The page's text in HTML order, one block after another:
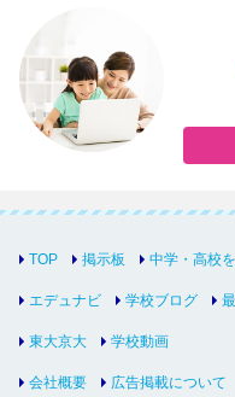
TOP 掲示板 中学・高校
エデュナビ 学校ブログ
東大京大 学校動画
会社概要 広告掲載について